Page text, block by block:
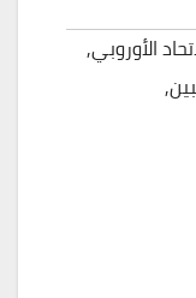
الأوروبي,
,